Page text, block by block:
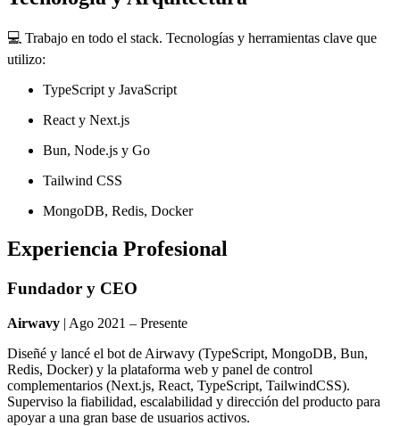
💻 Trabajo en todo el stack. Tecnologías y herramientas clave que
utilizo:
TypeScript y JavaScript
React y Next.js
Bun, Node.js y Go
Tailwind CSS
MongoDB, Redis, Docker
Experiencia Profesional
Fundador y CEO
Airwavy | Ago 2021 – Presente
Diseñé y lancé el bot de Airwavy (TypeScript, MongoDB, Bun,
Redis, Docker) y la plataforma web y panel de control
complementarios (Next.js, React, TypeScript, TailwindCSS).
Superviso la fiabilidad, escalabilidad y dirección del producto para
apoyar a una gran base de usuarios activos.